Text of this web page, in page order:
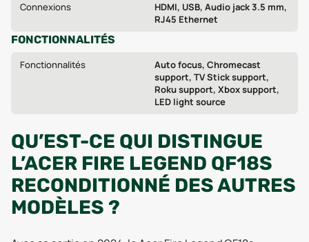
Connexions
HDMI, USB, Audio jack 3.5 mm,
RJ45 Ethernet
FONCTIONNALITÉS
Fonctionnalités
Auto focus, Chromecast
support, TV Stick support,
Roku support, Xbox support,
LED light source
QU’EST-CE QUI DISTINGUE
L’ACER FIRE LEGEND QF18S
RECONDITIONNÉ DES AUTRES
MODÈLES ?